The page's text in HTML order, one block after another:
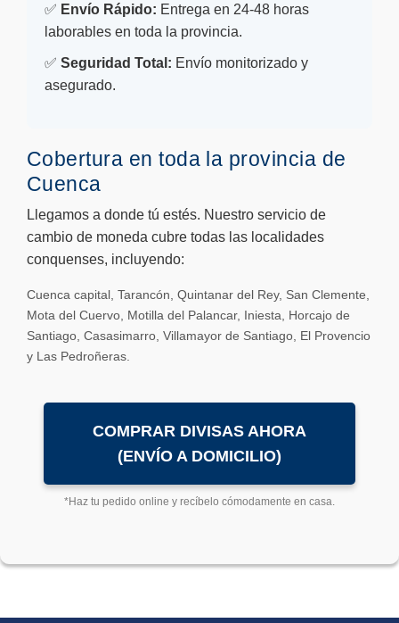
✅ Envío Rápido: Entrega en 24-48 horas
laborables en toda la provincia.
✅ Seguridad Total: Envío monitorizado y
asegurado.
Cobertura en toda la provincia de
Cuenca
Llegamos a donde tú estés. Nuestro servicio de
cambio de moneda cubre todas las localidades
conquenses, incluyendo:
Cuenca capital, Tarancón, Quintanar del Rey, San Clemente,
Mota del Cuervo, Motilla del Palancar, Iniesta, Horcajo de
Santiago, Casasimarro, Villamayor de Santiago, El Provencio
y Las Pedroñeras.
COMPRAR DIVISAS AHORA
(ENVÍO A DOMICILIO)
*Haz tu pedido online y recíbelo cómodamente en casa.